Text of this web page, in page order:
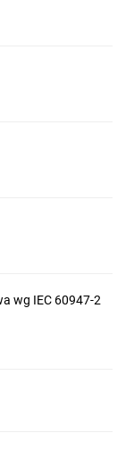
wg IEC 60947-2